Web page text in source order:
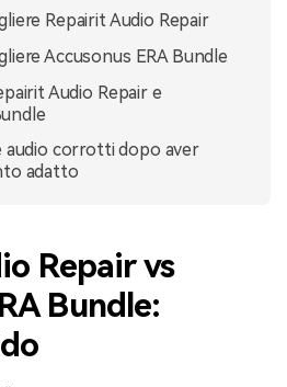
Repairit Audio Repair
Accusonus ERA Bundle
Audio Repair e
audio corrotti dopo aver
adatto
Repair vs
Bundle: